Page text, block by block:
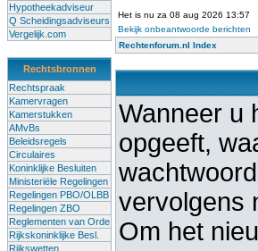
Hypotheekadviseur
Q Scheidingsadviseurs
Vergelijk.com
Rechtsbronnen
Rechtspraak
Kamervragen
Kamerstukken
AMvBs
Beleidsregels
Circulaires
Koninklijke Besluiten
Ministeriële Regelingen
Regelingen PBO/OLBB
Regelingen ZBO
Reglementen van Orde
Rijkskoninklijke Besl.
Rijkswetten
Het is nu za 08 aug 2026 13:57
Bekijk onbeantwoorde berichten
Rechtenforum.nl Index
Wanneer u
opgeeft,
vervolgens
Om het